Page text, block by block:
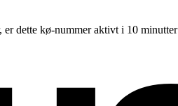
dette kø-nummer aktivt i 10 minutter